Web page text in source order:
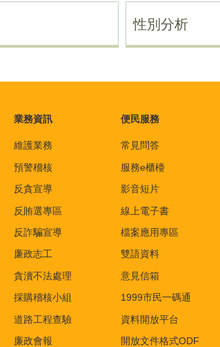
性別分析
業務資訊
維護業務
預警稽核
反貪宣導
反賄選專區
反詐騙宣導
廉政志工
貪瀆不法處理
採購稽核小組
道路工程查驗
廉政會報
便民服務
常見問答
服務e櫃檯
影音短片
線上電子書
檔案應用專區
雙語資料
意見信箱
1999市民一碼通
資料開放平台
開放文件格式ODF